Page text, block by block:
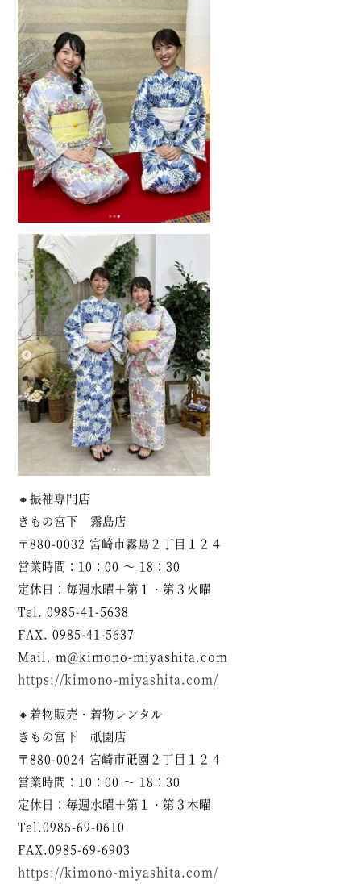
🔸振袖専門店
きもの宮下 霧島店
〒880-0032 宮崎市霧島２丁目１２４
営業時間：10：00 ～ 18：30
定休日：毎週水曜＋第１・第３火曜
Tel. 0985-41-5638
FAX. 0985-41-5637
Mail. m@kimono-miyashita.com
https://kimono-miyashita.com/
🔸着物販売・着物レンタル
きもの宮下 祇園店
〒880-0024 宮崎市祇園２丁目１２４
営業時間：10：00 ～ 18：30
定休日：毎週水曜＋第１・第３木曜
Tel.0985-69-0610
FAX.0985-69-6903
https://kimono-miyashita.com/